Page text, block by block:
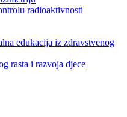
radioaktivnosti
edukacija iz zdravstvenog
rasta i razvoja djece